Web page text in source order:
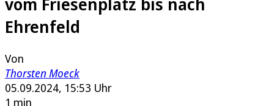
Ehrenfeld
Von
Thorsten Moeck
05.09.2024, 15:53 Uhr
1 min